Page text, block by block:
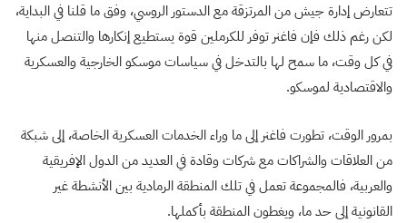
تتعارض إدارة جيش من المرتزقة مع الدستور الروسي، وفق ما قلنا في البداية،
لكن رغم ذلك فإن فاغنر توفر للكرملين قوة يستطيع إنكارها والتنصل منها
في كل وقت، ما سمح لها بالتدخل في سياسات موسكو الخارجية والعسكرية
والاقتصادية لموسكو.
بمرور الوقت، تطورت فاغنر إلى ما وراء الخدمات العسكرية الخاصة، إلى شبكة
من العلاقات والشراكات مع شركات وقادة في العديد من الدول الإفريقية
والعربية، فالمجموعة تعمل في تلك المنطقة الرمادية بين الأنشطة غير
القانونية إلى حد ما، ويغطون المنطقة بأكملها.